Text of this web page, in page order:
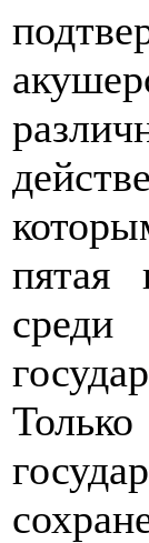
пятая
среди